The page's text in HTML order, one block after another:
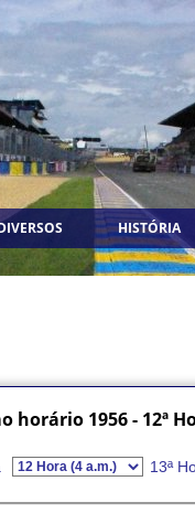
HISTÓRIA
horário 1956 - 12ª
13ª